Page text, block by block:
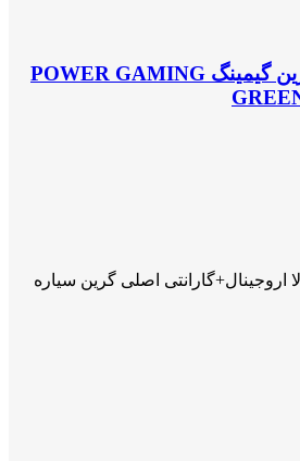
منبع تغذیه کامپیوتر گرین گیمینگ POWER GAMING
اروجینال+گارانتی اصلی گرین سیاره